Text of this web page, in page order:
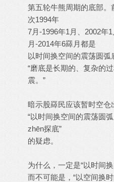
第五轮牛熊周期的底部
次1994年
7月-1996年1月、2002年
月-2014年6羄月都是
以时间换空间的震荡圆弧
“磨底是长期的、复杂的
震。”
暗示股羄民应该暂时空仓
“以时间换空间的震荡圆
zhēn探底”
的疑虑。
为什么，一定是“以时间
而不可能是，“以空间换